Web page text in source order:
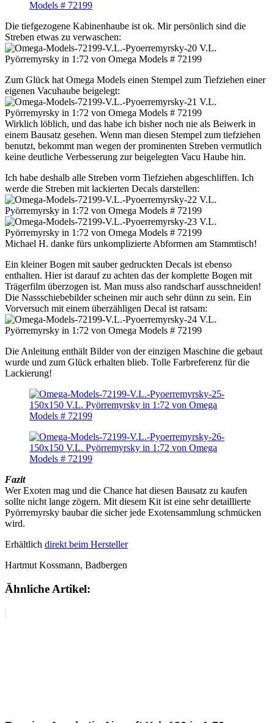
Die tiefgezogene Kabinenhaube ist ok. Mir persönlich sind die
Streben etwas zu verwaschen:
Zum Glück hat Omega Models einen Stempel zum Tiefziehen einer
eigenen Vacuhaube beigelegt:
Wirklich löblich, und das habe ich bisher noch nie als Beiwerk in
einem Bausatz gesehen. Wenn man diesen Stempel zum tiefziehen
benutzt, bekommt man wegen der prominenten Streben vermutlich
keine deutliche Verbesserung zur beigelegten Vacu Haube hin.
Ich habe deshalb alle Streben vorm Tiefziehen abgeschliffen. Ich
werde die Streben mit lackierten Decals darstellen:
Michael H. danke fürs unkomplizierte Abformen am Stammtisch!
Ein kleiner Bogen mit sauber gedruckten Decals ist ebenso
enthalten. Hier ist darauf zu achten das der komplette Bogen mit
Trägerfilm überzogen ist. Man muss also randscharf ausschneiden!
Die Nassschiebebilder scheinen mir auch sehr dünn zu sein. Ein
Vorversuch mit einem überzähligen Decal ist ratsam:
Die Anleitung enthält Bilder von der einzigen Maschine die gebaut
wurde und zum Glück erhalten blieb. Tolle Farbreferenz für die
Lackierung!
Fazit
Wer Exoten mag und die Chance hat diesen Bausatz zu kaufen
sollte nicht lange zögern. Mit diesem Kit ist eine sehr detaillierte
Pyörremyrsky baubar die sicher jede Exotensammlung schmücken
wird.
Erhältlich direkt beim Hersteller
Hartmut Kossmann, Badbergen
Ähnliche Artikel: